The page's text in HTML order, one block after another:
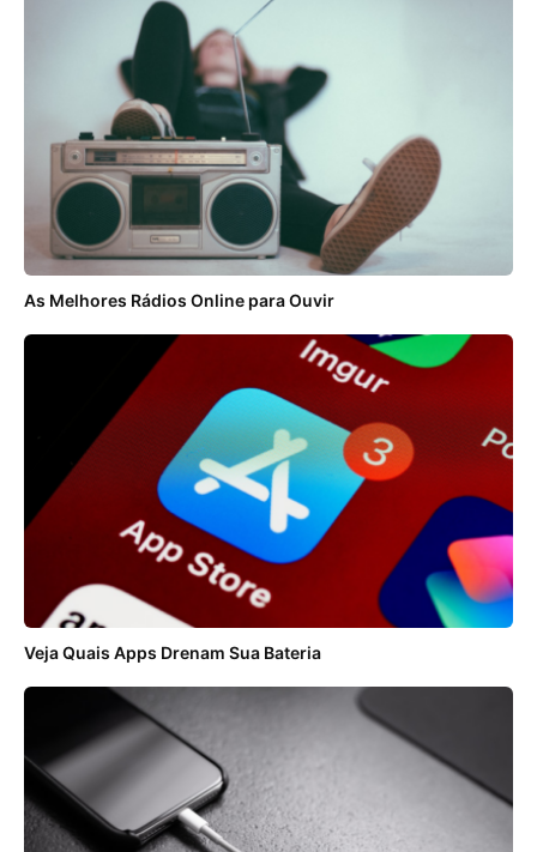
As Melhores Rádios Online para Ouvir
Veja Quais Apps Drenam Sua Bateria